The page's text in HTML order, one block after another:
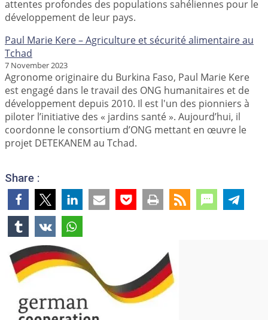
attentes profondes des populations sahéliennes pour le
développement de leur pays.
Paul Marie Kere – Agriculture et sécurité alimentaire au
Tchad
7 November 2023
Agronome originaire du Burkina Faso, Paul Marie Kere
est engagé dans le travail des ONG humanitaires et de
développement depuis 2010. Il est l'un des pionniers à
piloter l’initiative des « jardins santé ». Aujourd’hui, il
coordonne le consortium d’ONG mettant en œuvre le
projet DETEKANEM au Tchad.
Share :